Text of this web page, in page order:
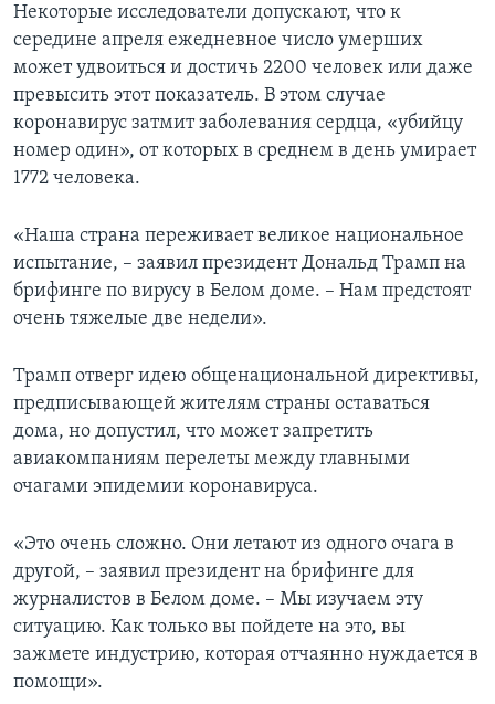
Некоторые исследователи допускают, что к
середине апреля ежедневное число умерших
может удвоиться и достичь 2200 человек или даже
превысить этот показатель. В этом случае
коронавирус затмит заболевания сердца, «убийцу
номер один», от которых в среднем в день умирает
1772 человека.
«Наша страна переживает великое национальное
испытание, – заявил президент Дональд Трамп на
брифинге по вирусу в Белом доме. – Нам предстоят
очень тяжелые две недели».
Трамп отверг идею общенациональной директивы,
предписывающей жителям страны оставаться
дома, но допустил, что может запретить
авиакомпаниям перелеты между главными
очагами эпидемии коронавируса.
«Это очень сложно. Они летают из одного очага в
другой, – заявил президент на брифинге для
журналистов в Белом доме. – Мы изучаем эту
ситуацию. Как только вы пойдете на это, вы
зажмете индустрию, которая отчаянно нуждается в
помощи».